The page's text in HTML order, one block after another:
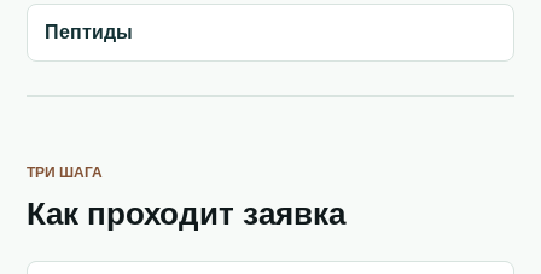
Пептиды
ТРИ ШАГА
Как проходит заявка